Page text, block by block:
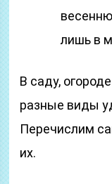
лишь в
В саду,
разные виды
Перечислим
их.